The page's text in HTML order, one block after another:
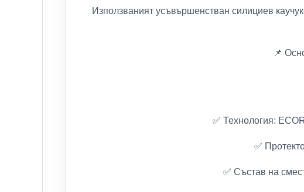
Използваният усъвършенстван силициев
📌
✅ Технология:
✅
✅ Състав на